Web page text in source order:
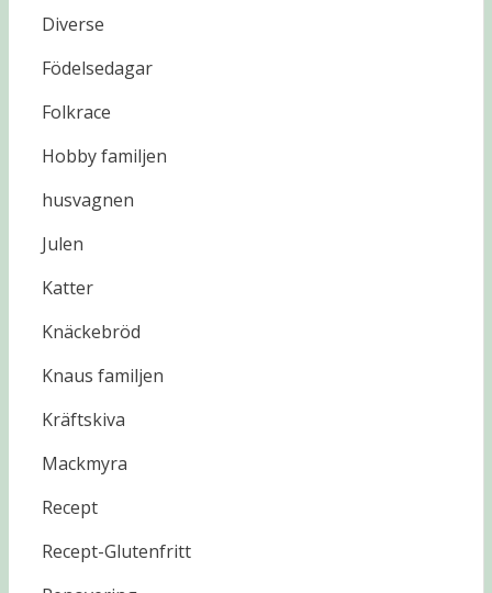
Diverse
Födelsedagar
Folkrace
Hobby familjen
husvagnen
Julen
Katter
Knäckebröd
Knaus familjen
Kräftskiva
Mackmyra
Recept
Recept-Glutenfritt